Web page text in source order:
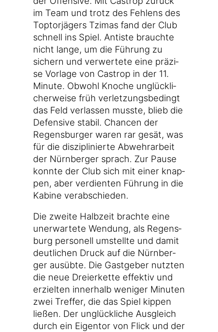
im Team und trotz des Feh­lens des
Top­tor­jä­gers Tzi­mas fand der Club
schnell ins Spiel. Anti­s­te brauch­te
nicht lan­ge, um die Füh­rung zu
sichern und ver­wer­te­te eine prä­zi­
se Vor­la­ge von Cas­trop in der 11.
Minu­te. Obwohl Kno­che unglück­li­
cher­wei­se früh ver­let­zungs­be­dingt
das Feld ver­las­sen muss­te, blieb die
Defen­si­ve sta­bil. Chan­cen der
Regens­bur­ger waren rar gesät, was
für die dis­zi­pli­nier­te Abwehr­ar­beit
der Nürn­ber­ger sprach. Zur Pau­se
konn­te der Club sich mit einer knap­
pen, aber ver­dien­ten Füh­rung in die
Kabi­ne verabschieden.
Die zwei­te Halb­zeit brach­te eine
uner­war­te­te Wen­dung, als Regens­
burg per­so­nell umstell­te und damit
deut­li­chen Druck auf die Nürn­ber­
ger aus­üb­te. Die Gast­ge­ber nutz­ten
die neue Drei­er­ket­te effek­tiv und
erziel­ten inner­halb weni­ger Minu­ten
zwei Tref­fer, die das Spiel kip­pen
lie­ßen. Der unglück­li­che Aus­gleich
durch ein Eigen­tor von Flick und der